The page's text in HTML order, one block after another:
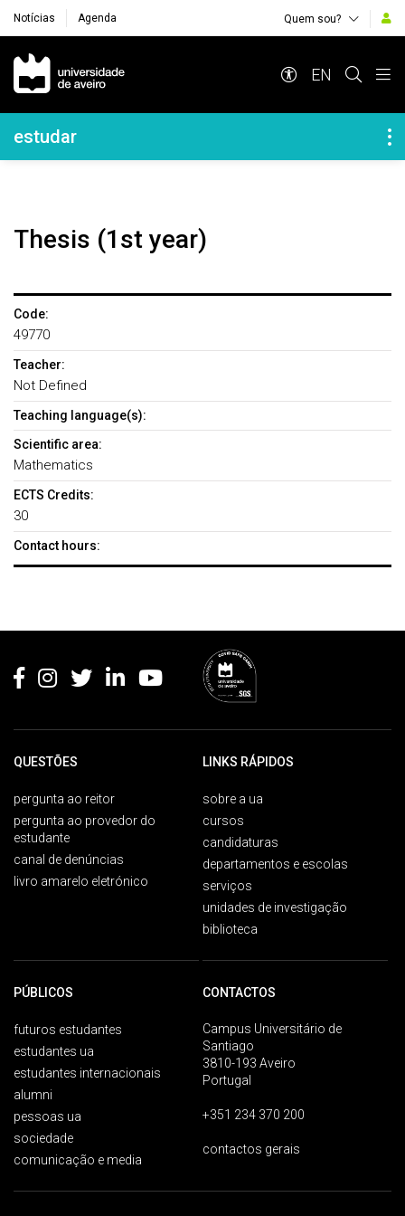
Notícias Agenda Quem sou?
Navegação Principal
EN
Navegação Lateral
estudar
Thesis (1st year)
Code:
49770
Teacher:
Not Defined
Teaching language(s):
Scientific area:
Mathematics
ECTS Credits:
30
Contact hours:
QUESTÕES
pergunta ao reitor
pergunta ao provedor do
estudante
canal de denúncias
livro amarelo eletrónico
LINKS RÁPIDOS
sobre a ua
cursos
candidaturas
departamentos e escolas
serviços
unidades de investigação
biblioteca
PÚBLICOS
futuros estudantes
estudantes ua
estudantes internacionais
alumni
pessoas ua
sociedade
comunicação e media
CONTACTOS
Campus Universitário de
Santiago
3810-193 Aveiro
Portugal
+351 234 370 200
contactos gerais